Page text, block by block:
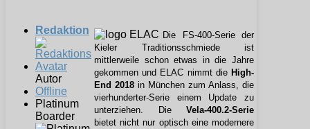
Redaktion
Autor
Offline
Platinum
Boarder
Die FS-400-Serie der
Kieler Traditionsschmiede ist
mittlerweile schon etwas in die Jahre
gekommen und ELAC nimmt die High-
End 2018 in München zum Anlass, die
vierhunderter-Serie einem Update zu
unterziehen. Die Vela-400.2-Serie
bietet nicht nur optisch eine modernere